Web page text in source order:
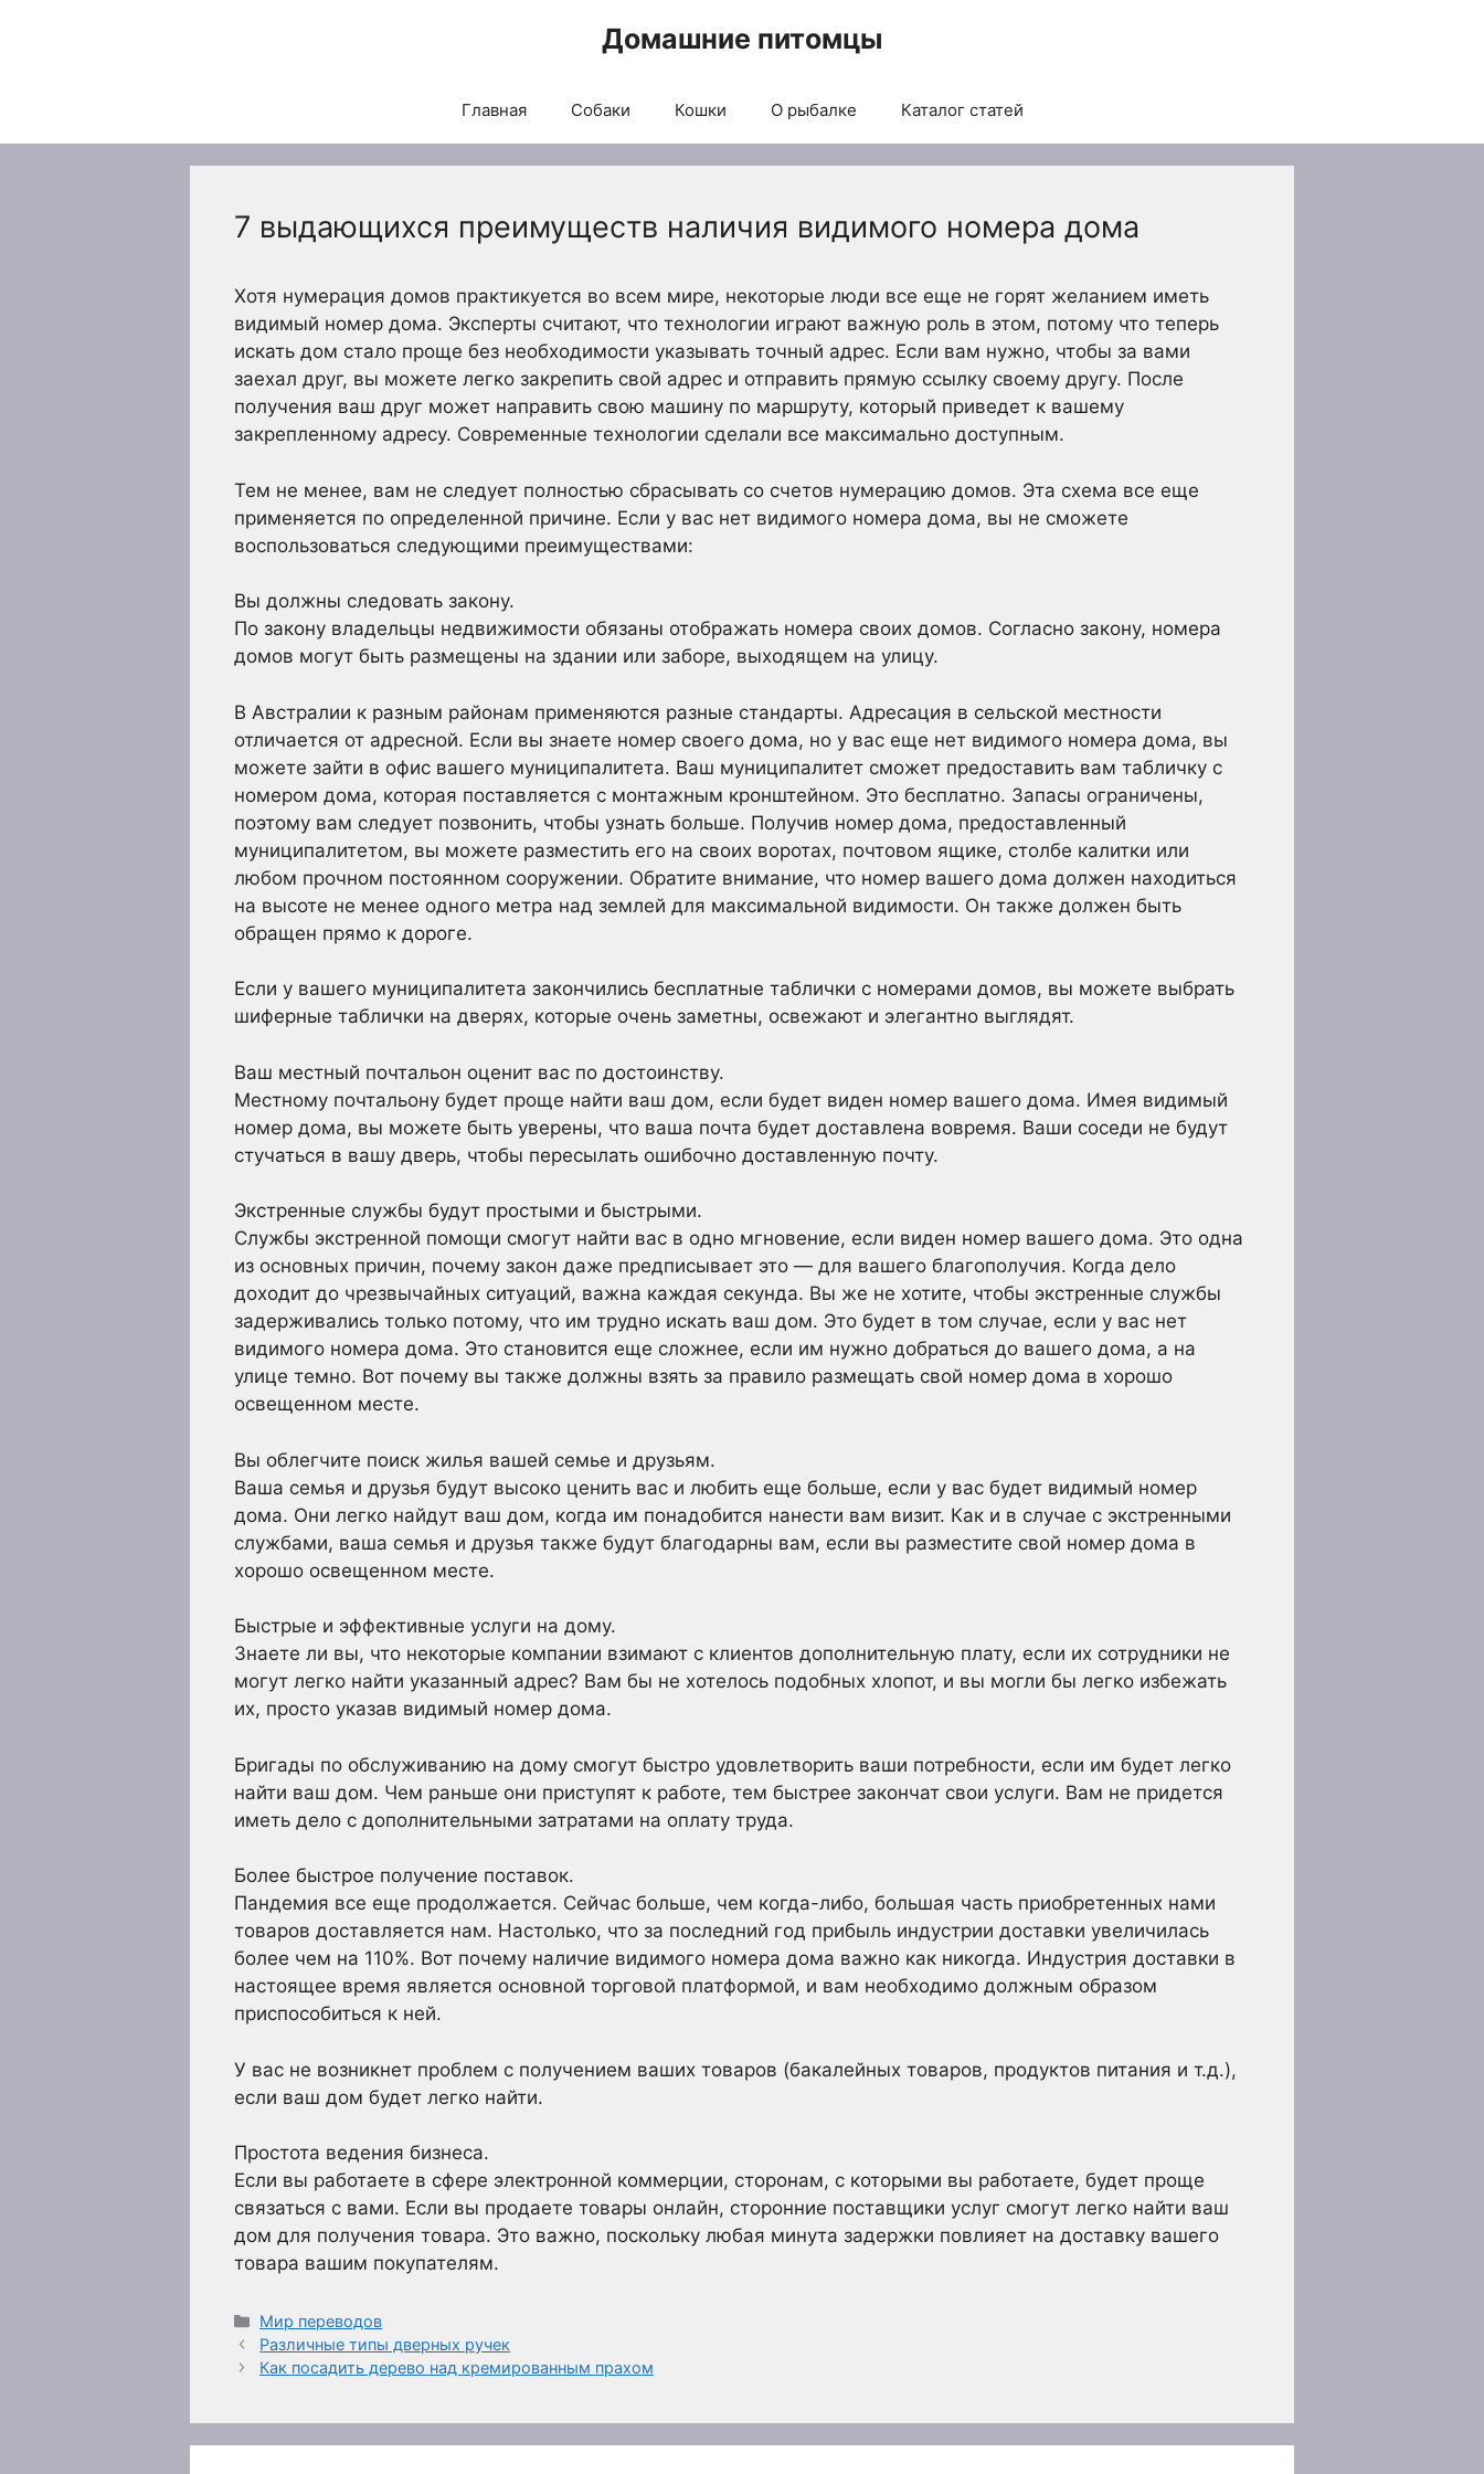
Домашние питомцы
Главная Собаки Кошки О рыбалке Каталог статей
7 выдающихся преимуществ наличия видимого номера дома
Хотя нумерация домов практикуется во всем мире, некоторые люди все еще не горят желанием иметь
видимый номер дома. Эксперты считают, что технологии играют важную роль в этом, потому что теперь
искать дом стало проще без необходимости указывать точный адрес. Если вам нужно, чтобы за вами
заехал друг, вы можете легко закрепить свой адрес и отправить прямую ссылку своему другу. После
получения ваш друг может направить свою машину по маршруту, который приведет к вашему
закрепленному адресу. Современные технологии сделали все максимально доступным.
Тем не менее, вам не следует полностью сбрасывать со счетов нумерацию домов. Эта схема все еще
применяется по определенной причине. Если у вас нет видимого номера дома, вы не сможете
воспользоваться следующими преимуществами:
Вы должны следовать закону.
По закону владельцы недвижимости обязаны отображать номера своих домов. Согласно закону, номера
домов могут быть размещены на здании или заборе, выходящем на улицу.
В Австралии к разным районам применяются разные стандарты. Адресация в сельской местности
отличается от адресной. Если вы знаете номер своего дома, но у вас еще нет видимого номера дома, вы
можете зайти в офис вашего муниципалитета. Ваш муниципалитет сможет предоставить вам табличку с
номером дома, которая поставляется с монтажным кронштейном. Это бесплатно. Запасы ограничены,
поэтому вам следует позвонить, чтобы узнать больше. Получив номер дома, предоставленный
муниципалитетом, вы можете разместить его на своих воротах, почтовом ящике, столбе калитки или
любом прочном постоянном сооружении. Обратите внимание, что номер вашего дома должен находиться
на высоте не менее одного метра над землей для максимальной видимости. Он также должен быть
обращен прямо к дороге.
Если у вашего муниципалитета закончились бесплатные таблички с номерами домов, вы можете выбрать
шиферные таблички на дверях, которые очень заметны, освежают и элегантно выглядят.
Ваш местный почтальон оценит вас по достоинству.
Местному почтальону будет проще найти ваш дом, если будет виден номер вашего дома. Имея видимый
номер дома, вы можете быть уверены, что ваша почта будет доставлена вовремя. Ваши соседи не будут
стучаться в вашу дверь, чтобы пересылать ошибочно доставленную почту.
Экстренные службы будут простыми и быстрыми.
Службы экстренной помощи смогут найти вас в одно мгновение, если виден номер вашего дома. Это одна
из основных причин, почему закон даже предписывает это — для вашего благополучия. Когда дело
доходит до чрезвычайных ситуаций, важна каждая секунда. Вы же не хотите, чтобы экстренные службы
задерживались только потому, что им трудно искать ваш дом. Это будет в том случае, если у вас нет
видимого номера дома. Это становится еще сложнее, если им нужно добраться до вашего дома, а на
улице темно. Вот почему вы также должны взять за правило размещать свой номер дома в хорошо
освещенном месте.
Вы облегчите поиск жилья вашей семье и друзьям.
Ваша семья и друзья будут высоко ценить вас и любить еще больше, если у вас будет видимый номер
дома. Они легко найдут ваш дом, когда им понадобится нанести вам визит. Как и в случае с экстренными
службами, ваша семья и друзья также будут благодарны вам, если вы разместите свой номер дома в
хорошо освещенном месте.
Быстрые и эффективные услуги на дому.
Знаете ли вы, что некоторые компании взимают с клиентов дополнительную плату, если их сотрудники не
могут легко найти указанный адрес? Вам бы не хотелось подобных хлопот, и вы могли бы легко избежать
их, просто указав видимый номер дома.
Бригады по обслуживанию на дому смогут быстро удовлетворить ваши потребности, если им будет легко
найти ваш дом. Чем раньше они приступят к работе, тем быстрее закончат свои услуги. Вам не придется
иметь дело с дополнительными затратами на оплату труда.
Более быстрое получение поставок.
Пандемия все еще продолжается. Сейчас больше, чем когда-либо, большая часть приобретенных нами
товаров доставляется нам. Настолько, что за последний год прибыль индустрии доставки увеличилась
более чем на 110%. Вот почему наличие видимого номера дома важно как никогда. Индустрия доставки в
настоящее время является основной торговой платформой, и вам необходимо должным образом
приспособиться к ней.
У вас не возникнет проблем с получением ваших товаров (бакалейных товаров, продуктов питания и т.д.),
если ваш дом будет легко найти.
Простота ведения бизнеса.
Если вы работаете в сфере электронной коммерции, сторонам, с которыми вы работаете, будет проще
связаться с вами. Если вы продаете товары онлайн, сторонние поставщики услуг смогут легко найти ваш
дом для получения товара. Это важно, поскольку любая минута задержки повлияет на доставку вашего
товара вашим покупателям.
Рубрики
Мир переводов
Различные типы дверных ручек
Как посадить дерево над кремированным прахом